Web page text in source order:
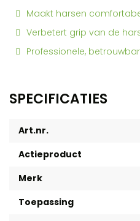
Maakt harsen
Verbetert grip van de
Professionele,
SPECIFICATIES
Art.nr.
Actieproduct
Merk
Toepassing